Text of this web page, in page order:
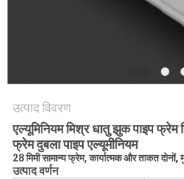
POLICY
उत्पाद विवरण
एल्यूमिनियम मिश्र धातु झुक पाइप फ्रेम
फ्रेम दुबला पाइप एल्यूमीनियम
28 मिमी सामान्य फ्रेम, कार्यात्मक और ताकत
उत्पाद वर्णन